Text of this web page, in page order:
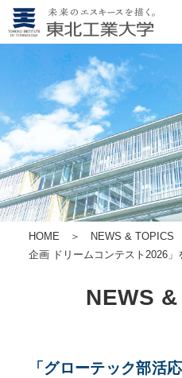
HOME ＞ NEWS & TOPICS
企画 ドリームコンテスト2026」
NEWS
「グローテック部活